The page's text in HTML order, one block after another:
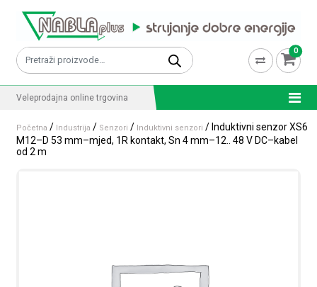
Pretraži: 0
Veleprodajna online trgovina
Početna / Industrija / Senzori / Induktivni senzori / Induktivni senzor XS6
M12–D 53 mm–mjed, 1R kontakt, Sn 4 mm–12.. 48 V DC–kabel
od 2 m